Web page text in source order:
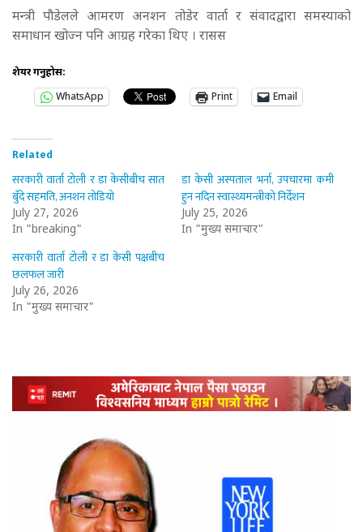
मन्त्री पौडेलले आमरण अनशन तोडेर वार्ता र संवादद्वारा समस्याको
समाधान खोज्न पनि आग्रह गरेका थिए । रासस
शेयर गर्नुहोस:
WhatsApp
Print Email
Related
सरकारी वार्ता टोली र डा केसीबीच सात
बुँदे सहमति, अनशन तोडियो
July 27, 2026
In "breaking"
डा केसी अस्पताल भर्ना, उपचारमा कमी
हुन नदिन स्वास्थ्यमन्त्रीको निर्देशन
July 25, 2026
In "मुख्य समाचार"
सरकारी वार्ता टोली र डा केसी पक्षबीच
छलफल जारी
July 26, 2026
In "मुख्य समाचार"